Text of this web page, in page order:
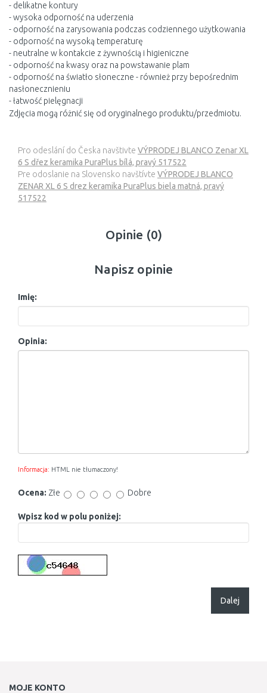
- delikatne kontury
- wysoka odporność na uderzenia
- odporność na zarysowania podczas codziennego użytkowania
- odporność na wysoką temperaturę
- neutralne w kontakcie z żywnością i higieniczne
- odporność na kwasy oraz na powstawanie plam
- odporność na światło słoneczne - również przy bepośrednim
nasłonecznieniu
- łatwość pielęgnacji
Zdjęcia mogą różnić się od oryginalnego produktu/przedmiotu.
Pro odeslání do Česka navštivte VÝPRODEJ BLANCO Zenar XL
6 S dřez keramika PuraPlus bílá, pravý 517522
Pre odoslanie na Slovensko navštívte VÝPRODEJ BLANCO
ZENAR XL 6 S drez keramika PuraPlus biela matná, pravý
517522
Opinie (0)
Napisz opinie
Imię:
Opinia:
Informacja: HTML nie tłumaczony!
Ocena: Złe Dobre
Wpisz kod w polu poniżej:
Dalej
MOJE KONTO